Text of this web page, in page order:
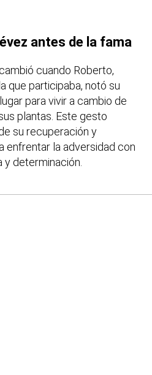
antes de la fama
cuando Roberto,
que participaba, notó su
para vivir a cambio de
plantas. Este gesto
su recuperación y
enfrentar la adversidad con
y determinación.